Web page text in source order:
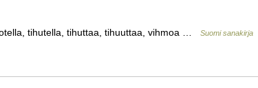
tihutella, tihuttaa, tihuuttaa, vihmoa …
Suomi sanakirja